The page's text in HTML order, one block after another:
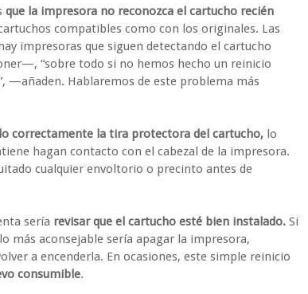
que la impresora no reconozca el cartucho recién
compatibles como con los originales. Las
impresoras que siguen detectando el cartucho
“sobre todo si no hemos hecho un reinicio
—añaden. Hablaremos de este problema más
correctamente la tira protectora del cartucho, lo
hagan contacto con el cabezal de la impresora.
cualquier envoltorio o precinto antes de
sería revisar que el cartucho esté bien instalado. Si
más aconsejable sería apagar la impresora,
a encenderla. En ocasiones, este simple reinicio
consumible.